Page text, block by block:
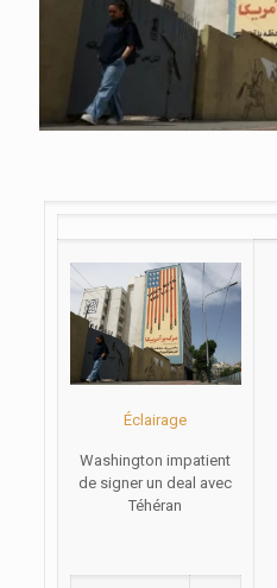
Éclairage
Washington impatient
de signer un deal avec
Téhéran